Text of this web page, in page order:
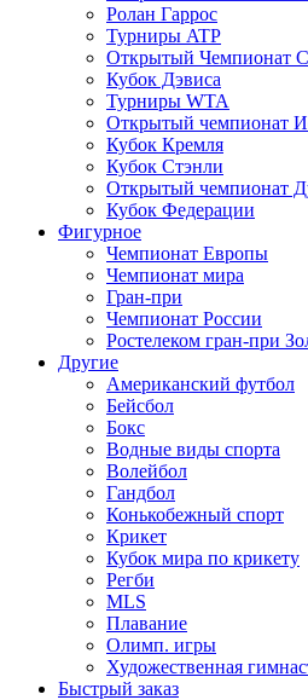
Ролан Гаррос
Турниры ATP
Открытый Чемпионат
Кубок Дэвиса
Турниры WTA
Открытый чемпионат
Кубок Кремля
Кубок Стэнли
Открытый чемпионат
Кубок Федерации
Фигурное
Чемпионат Европы
Чемпионат мира
Гран-при
Чемпионат России
Ростелеком гран-при
Другие
Американский футбол
Бейсбол
Бокс
Водные виды спорта
Волейбол
Гандбол
Конькобежный спорт
Крикет
Кубок мира по крикету
Регби
MLS
Плавание
Олимп. игры
Художественная
Быстрый заказ